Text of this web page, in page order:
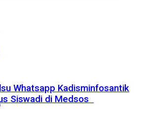
Whatsapp Kadisminfosantik
Siswadi di Medsos